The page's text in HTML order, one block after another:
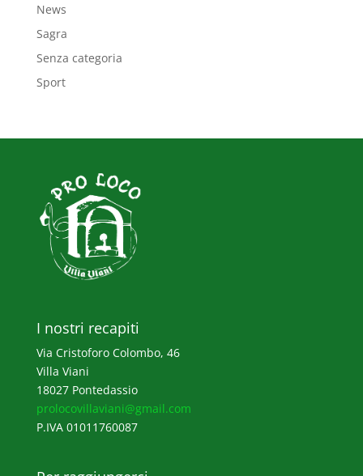
News
Sagra
Senza categoria
Sport
I nostri recapiti
Via Cristoforo Colombo, 46
Villa Viani
18027 Pontedassio
prolocovillaviani@gmail.com
P.IVA 01011760087